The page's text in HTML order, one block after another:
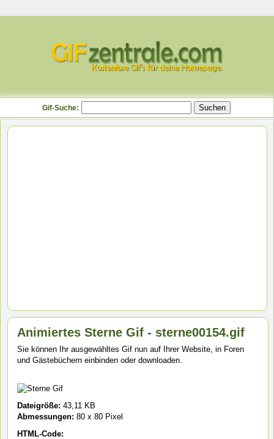
Gif-Suche:
Animiertes Sterne Gif - sterne00154.gif
Sie können Ihr ausgewähltes Gif nun auf Ihrer Website, in Foren
und Gästebüchern einbinden oder downloaden.
Dateigröße: 43,11 KB
Abmessungen: 80 x 80 Pixel
HTML-Code: